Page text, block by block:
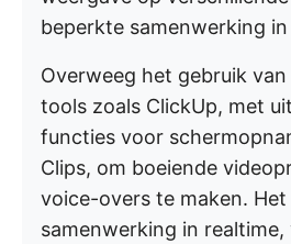
beperkte samenwerking
Overweeg het gebruik
tools zoals ClickUp, met
functies voor
Clips, om boeiende
voice-overs te maken.
samenwerking in